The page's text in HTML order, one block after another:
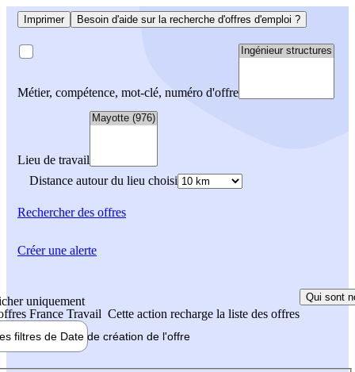
Imprimer Besoin d'aide sur la recherche d'offres d'emploi ?
Métier, compétence, mot-clé, numéro d'offre
Lieu de travail
Distance autour du lieu choisi
Rechercherdes offres
uniquement
France Travail Cette action recharge la liste des offres
Qui sont
filtres de Date de création de l'offre
Créer une alerte